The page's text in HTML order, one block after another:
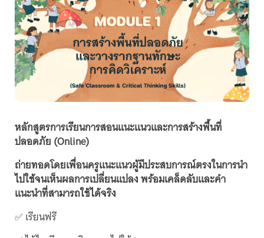
หลักสูตรการเรียนการสอนแนะแนวและการสร้างพื้นที่
ปลอดภัย (Online)
ถ่ายทอดโดยเพื่อนครูแนะแนวผู้มีประสบการณ์ตรงในการนำ
ไปใช้จนเห็นผลการเปลี่ยนแปลง พร้อมเคล็ดลับและคำ
แนะนำที่สามารถใช้ได้จริง
✅ เรียนฟรี